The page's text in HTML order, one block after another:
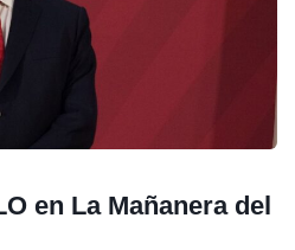
en La Mañanera del